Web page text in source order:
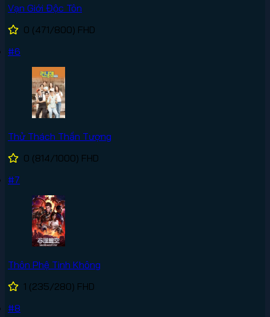
Vạn Giới Độc Tôn
0 (471/800) FHD
#6
Thử Thách Thần Tượng
0 (814/1000) FHD
#7
Thôn Phệ Tinh Không
1 (235/280) FHD
#8